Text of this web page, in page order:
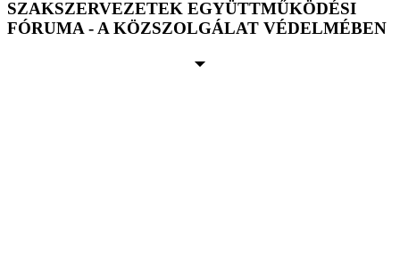
SZAKSZERVEZETEK EGYÜTTMŰKÖDÉSI
FÓRUMA - A KÖZSZOLGÁLAT VÉDELMÉBEN